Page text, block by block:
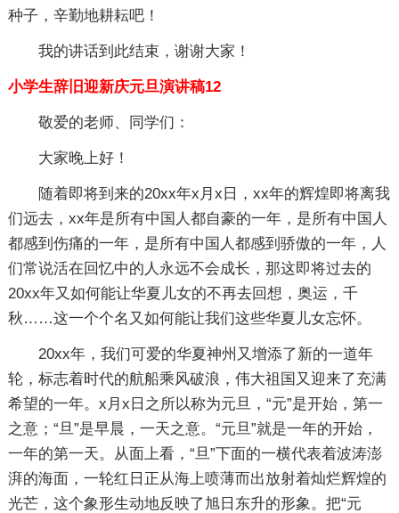
种子，辛勤地耕耘吧！
我的讲话到此结束，谢谢大家！
小学生辞旧迎新庆元旦演讲稿12
敬爱的老师、同学们：
大家晚上好！
随着即将到来的20xx年x月x日，xx年的辉煌即将离我
们远去，xx年是所有中国人都自豪的一年，是所有中国人
都感到伤痛的一年，是所有中国人都感到骄傲的一年，人
们常说活在回忆中的人永远不会成长，那这即将过去的
20xx年又如何能让华夏儿女的不再去回想，奥运，千
秋……这一个个名又如何能让我们这些华夏儿女忘怀。
20xx年，我们可爱的华夏神州又增添了新的一道年
轮，标志着时代的航船乘风破浪，伟大祖国又迎来了充满
希望的一年。x月x日之所以称为元旦，“元”是开始，第一
之意；“旦”是早晨，一天之意。“元旦”就是一年的开始，
一年的第一天。从面上看，“旦”下面的一横代表着波涛澎
湃的海面，一轮红日正从海上喷薄而出放射着灿烂辉煌的
光芒，这个象形生动地反映了旭日东升的形象。把“元